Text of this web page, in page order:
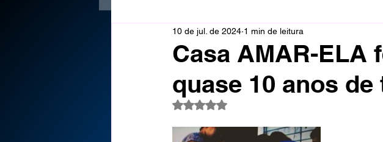
Casa AMAR-ELA
quase 10 anos
10 de jul. de 2024 1 min de leitura
Avaliado com NaN de 5 estrelas.